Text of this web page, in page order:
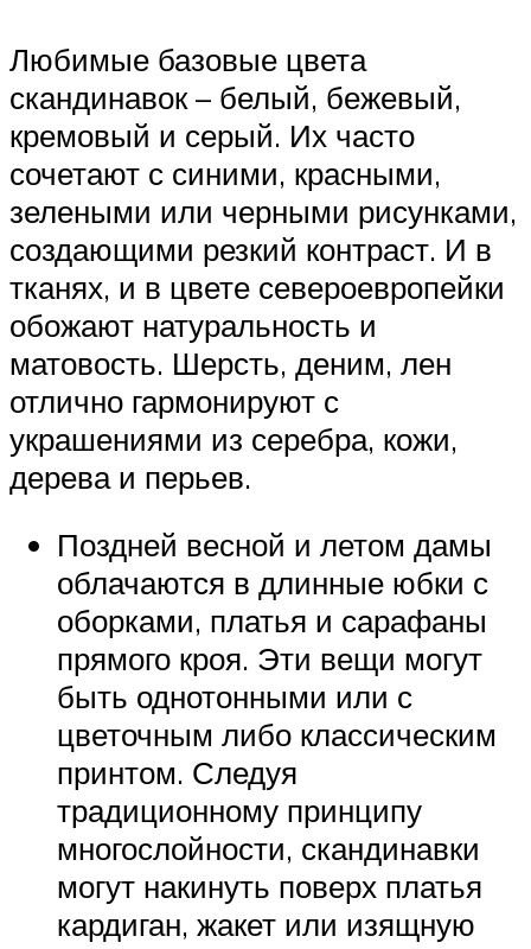
Любимые базовые цвета
скандинавок – белый, бежевый,
кремовый и серый. Их часто
сочетают с синими, красными,
зелеными или черными рисунками,
создающими резкий контраст. И в
тканях, и в цвете североевропейки
обожают натуральность и
матовость. Шерсть, деним, лен
отлично гармонируют с
украшениями из серебра, кожи,
дерева и перьев.
Поздней весной и летом дамы
облачаются в длинные юбки с
оборками, платья и сарафаны
прямого кроя. Эти вещи могут
быть однотонными или с
цветочным либо классическим
принтом. Следуя
традиционному принципу
многослойности, скандинавки
могут накинуть поверх платья
кардиган, жакет или изящную